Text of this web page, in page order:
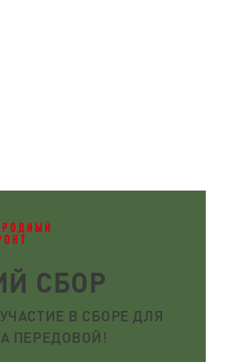
СБОР
В СБОРЕ ДЛЯ
ПЕРЕДОВОЙ!